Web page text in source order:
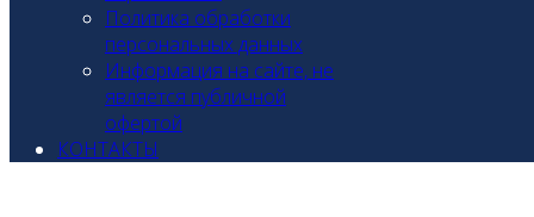
Политика обработки
персональных данных
Информация на сайте, не
является публичной
офертой
КОНТАКТЫ